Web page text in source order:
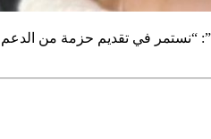
“نستمر في تقديم حزمة من